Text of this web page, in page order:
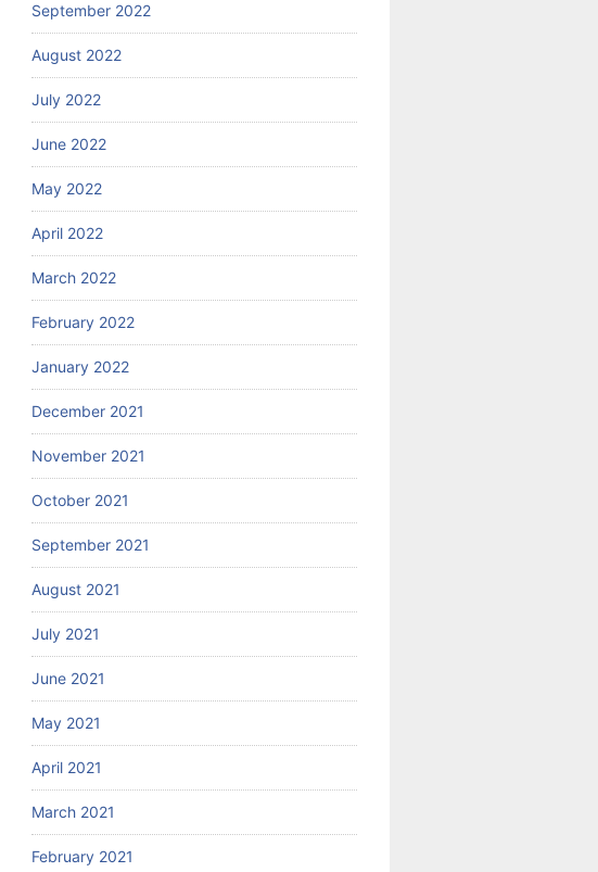
September 2022
August 2022
July 2022
June 2022
May 2022
April 2022
March 2022
February 2022
January 2022
December 2021
November 2021
October 2021
September 2021
August 2021
July 2021
June 2021
May 2021
April 2021
March 2021
February 2021